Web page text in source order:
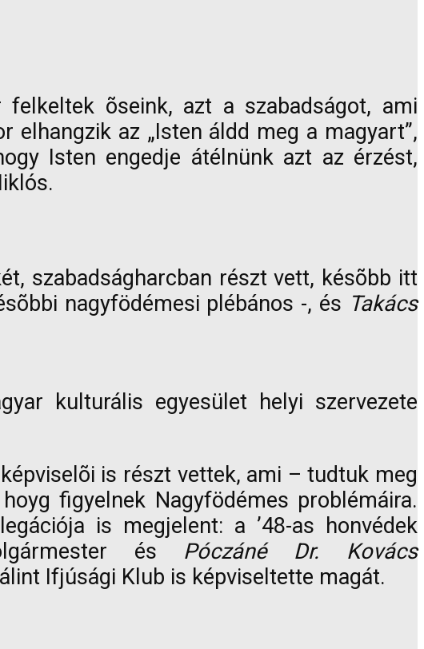
õseink, azt a szabadságot, ami
elhangzik az „Isten áldd meg a magyart”,
Isten engedje átélnünk azt az érzést,
szabadságharcban részt vett, késõbb itt
nagyfödémesi plébános -, és Takács
kulturális egyesület helyi szervezete
is részt vettek, ami – tudtuk meg
figyelnek Nagyfödémes problémáira.
is megjelent: a ’48-as honvédek
és Póczáné Dr. Kovács
Ifjúsági Klub is képviseltette magát.